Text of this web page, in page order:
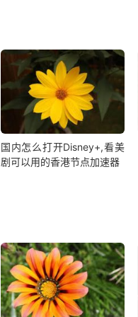
国内怎么打开Disney+,看美
剧可以用的香港节点加速器